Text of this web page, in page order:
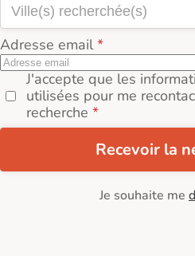
Adresse email
J'accepte que les
utilisées pour me
recherche
Recevoir la
Je souhaite me